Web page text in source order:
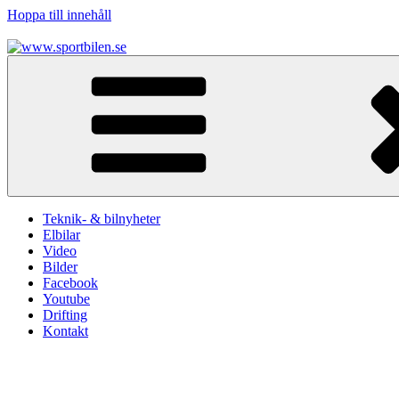
Hoppa till innehåll
www.sportbilen.se
Teknik- & bilnyheter
Elbilar
Video
Bilder
Facebook
Youtube
Drifting
Kontakt